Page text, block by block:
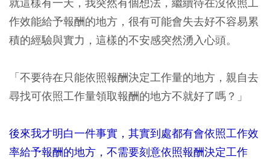
就這樣有一天，我突然有個想法，繼續待在沒依照工
作效能給予報酬的地方，很有可能會失去好不容易累
積的經驗與實力，這樣的不安感突然湧入心頭。
「不要待在只能依照報酬決定工作量的地方，親自去
尋找可依照工作量領取報酬的地方不就好了嗎？」
後來我才明白一件事實，其實到處都有會依照工作效
率給予報酬的地方，不需要刻意依照報酬決定工作